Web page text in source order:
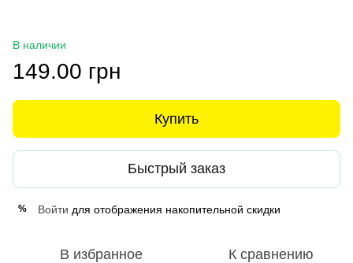
В наличии
149.00 грн
Купить
Быстрый заказ
% Войти для отображения накопительной скидки
В избранное К сравнению